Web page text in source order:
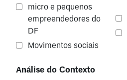
micro e pequenos
empreendedores do
DF
Movimentos sociais
Análise do Contexto